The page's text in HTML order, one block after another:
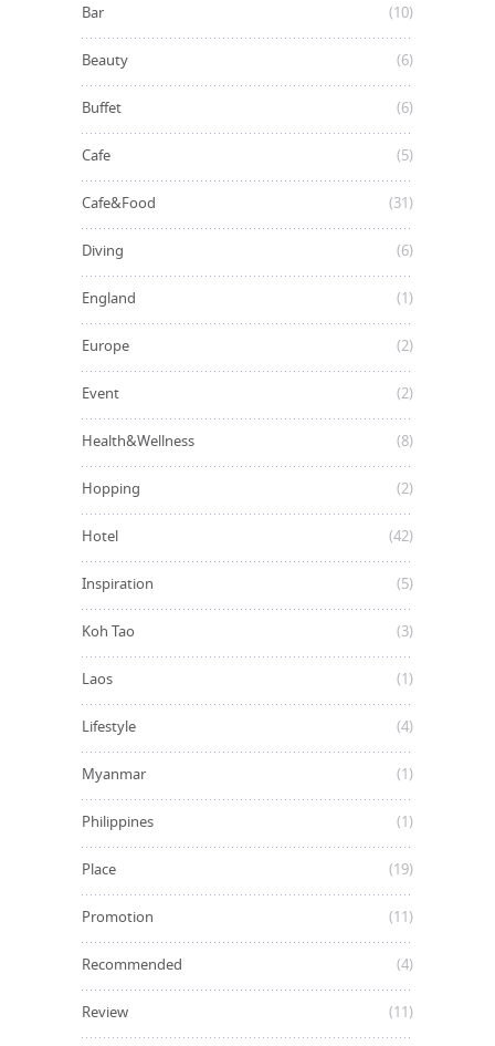
Bar (10)
Beauty (6)
Buffet (6)
Cafe (5)
Cafe&Food (31)
Diving (6)
England (1)
Europe (2)
Event (2)
Health&Wellness (8)
Hopping (2)
Hotel (42)
Inspiration (5)
Koh Tao (3)
Laos (1)
Lifestyle (4)
Myanmar (1)
Philippines (1)
Place (19)
Promotion (11)
Recommended (4)
Review (11)